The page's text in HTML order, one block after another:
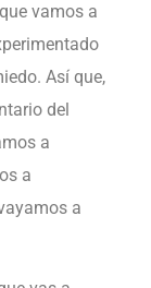
vamos a
Así que,
del
a
a
a